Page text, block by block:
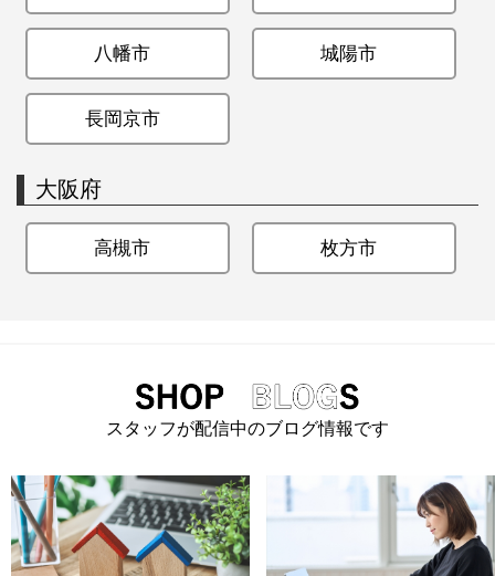
八幡市 城陽市
長岡京市
大阪府
高槻市 枚方市
スタッフが配信中のブログ情報です